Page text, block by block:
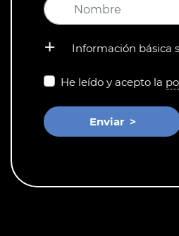
Información básica
He leído y acepto la
Enviar